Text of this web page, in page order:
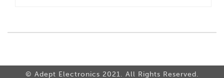
© Adept Electronics 2021. All Rights Reserved.